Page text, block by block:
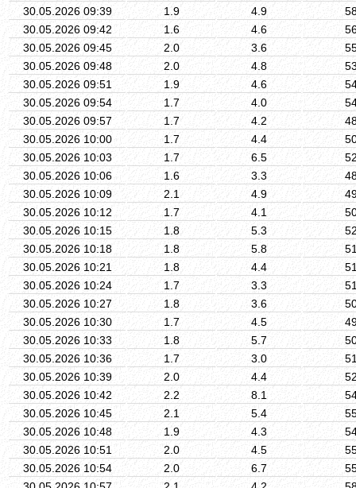
30.05.2026 09:39
1.9 4.9
30.05.2026 09:42
1.6 4.6
30.05.2026 09:45
2.0 3.6
30.05.2026 09:48
2.0 4.8
30.05.2026 09:51
1.9 4.6
30.05.2026 09:54
1.7 4.0
30.05.2026 09:57
1.7 4.2
30.05.2026 10:00
1.7 4.4
30.05.2026 10:03
1.7 6.5
30.05.2026 10:06
1.6 3.3
30.05.2026 10:09
2.1 4.9
30.05.2026 10:12
1.7 4.1
30.05.2026 10:15
1.8 5.3
30.05.2026 10:18
1.8 5.8
30.05.2026 10:21
1.8 4.4
30.05.2026 10:24
1.7 3.3
30.05.2026 10:27
1.8 3.6
30.05.2026 10:30
1.7 4.5
30.05.2026 10:33
1.8 5.7
30.05.2026 10:36
1.7 3.0
30.05.2026 10:39
2.0 4.4
30.05.2026 10:42
2.2 8.1
30.05.2026 10:45
2.1 5.4
30.05.2026 10:48
1.9 4.3
30.05.2026 10:51
2.0 4.5
30.05.2026 10:54
2.0 6.7